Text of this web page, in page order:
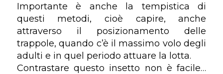
Importante è anche la tempistica di
questi metodi, cioè capire, anche
attraverso il posizionamento delle
trappole, quando c’è il massimo volo degli
adulti e in quel periodo attuare la lotta.
Contrastare questo insetto non è facile…